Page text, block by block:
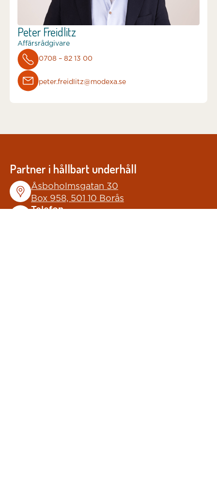
Peter Freidlitz
Affärsrådgivare
0708 – 82 13 00
peter.freidlitz@modexa.se
Partner i hållbart underhåll
Åsboholmsgatan 30
Box 958, 501 10 Borås
Telefon